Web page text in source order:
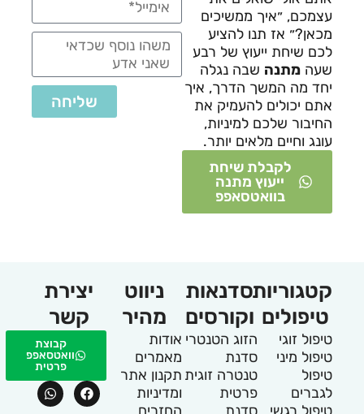
עצמכם, ״איך ממשיכים
מכאן?״ אז תנו להציע
לכם שיחת ייעוץ של רבע
שעה מתנה שבה נגלה
יחד מה המשך הדרך, איך
אתם יכולים להעמיק את
החיבור שלכם למיניות,
עונג וחיים מלאים יותר.
לקבלת שיחת
ייעוץ מתנה
בוואטסאפפ
שליחה
קטגוריות
טיפולים
טיפול זוגי
טיפול מיני
טיפול
לגברים
סדנאות
וקורסים
הזוג הטנטרי
סדנת
טנטרה זוגית
פרטית
ניווט
מהיר
אודות
מאמרים
תקנון אתר
ומדיניות
יצירת
קשר
קבוצת
וואטסאפפ
פרטית